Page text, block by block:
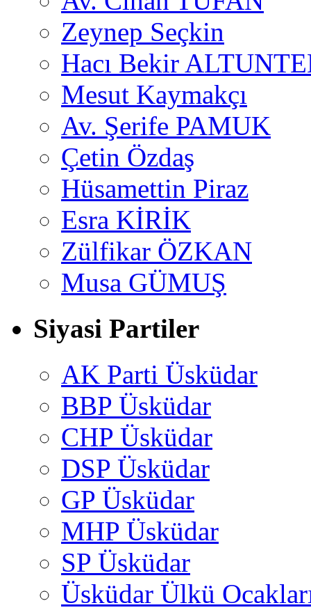
Zeynep Seçkin
Hacı Bekir
Mesut Kaymakçı
Av. Şerife PAMUK
Çetin Özdaş
Hüsamettin Piraz
Esra KİRİK
Zülfikar ÖZKAN
Musa GÜMUŞ
Siyasi Partiler
AK Parti Üsküdar
BBP Üsküdar
CHP Üsküdar
DSP Üsküdar
GP Üsküdar
MHP Üsküdar
SP Üsküdar
Üsküdar Ülkü